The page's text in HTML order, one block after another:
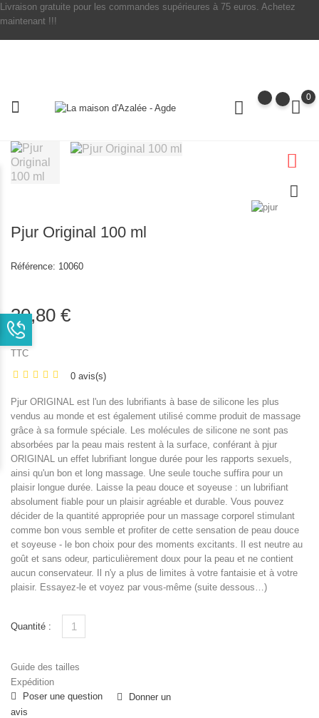
Livraison gratuite pour les commandes supérieures à 75 euros. Achetez
maintenant !!!
0
Pjur Original 100 ml
Référence: 10060
30,80 €
TTC
0 avis(s)
Pjur ORIGINAL est l'un des lubrifiants à base de silicone les plus
vendus au monde et est également utilisé comme produit de massage
grâce à sa formule spéciale. Les molécules de silicone ne sont pas
absorbées par la peau mais restent à la surface, conférant à pjur
ORIGINAL un effet lubrifiant longue durée pour les rapports sexuels,
ainsi qu'un bon et long massage. Une seule touche suffira pour un
plaisir longue durée. Laisse la peau douce et soyeuse : un lubrifiant
absolument fiable pour un plaisir agréable et durable. Vous pouvez
décider de la quantité appropriée pour un massage corporel stimulant
comme bon vous semble et profiter de cette sensation de peau douce
et soyeuse - le bon choix pour des moments excitants. Il est neutre au
goût et sans odeur, particulièrement doux pour la peau et ne contient
aucun conservateur. Il n'y a plus de limites à votre fantaisie et à votre
plaisir. Essayez-le et voyez par vous-même (suite dessous…)
Quantité :
Guide des tailles
Expédition
Poser une question
Donner un
avis